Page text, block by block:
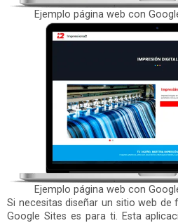
Ejemplo página web con
Ejemplo página web con
Si necesitas diseñar un sitio web de
Google Sites es para ti. Esta